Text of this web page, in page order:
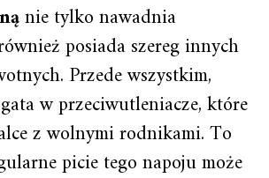
nie tylko nawadnia
posiada szereg innych
Przede wszystkim,
w przeciwutleniacze, które
z wolnymi rodnikami. To
picie tego napoju może